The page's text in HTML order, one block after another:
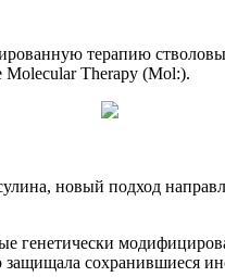
терапию
Molecular Therapy (Mol:).
новый подход
генетически
сохранившиеся